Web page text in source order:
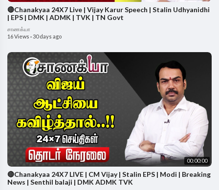
🔴Chanakyaa 24X7 Live | Vijay Karur Speech | Stalin Udhyanidhi
| EPS | DMK | ADMK | TVK | TN Govt
சாணக்யா
16 Views ·30 days ago
00:00:00
🔴Chanakyaa 24X7 LIVE | CM Vijay | Stalin EPS | Modi | Breaking
News | Senthil balaji | DMK ADMK TVK